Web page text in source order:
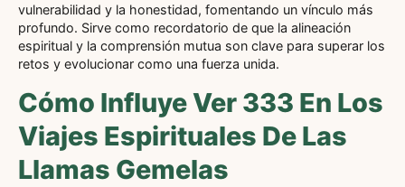
vulnerabilidad y la honestidad, fomentando un vínculo más
profundo. Sirve como recordatorio de que la alineación
espiritual y la comprensión mutua son clave para superar los
retos y evolucionar como una fuerza unida.
Cómo Influye Ver 333 En Los
Viajes Espirituales De Las
Llamas Gemelas